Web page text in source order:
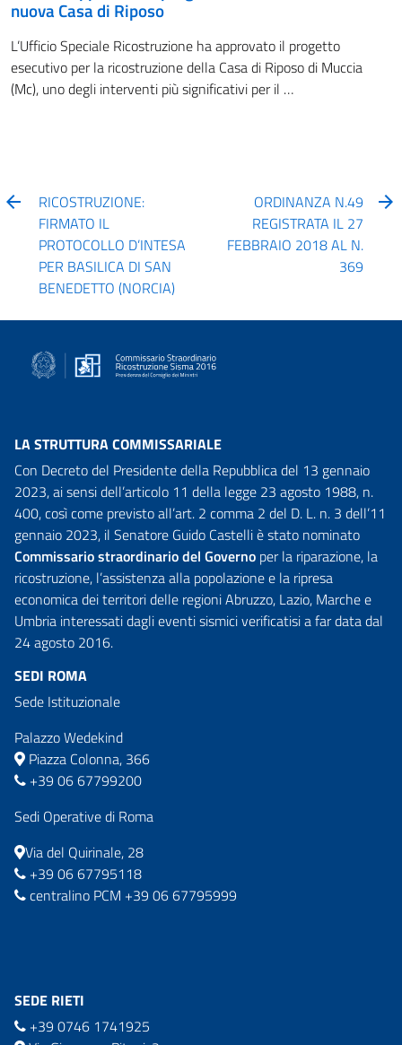
nuova Casa di Riposo
L’Ufficio Speciale Ricostruzione ha approvato il progetto
esecutivo per la ricostruzione della Casa di Riposo di Muccia
(Mc), uno degli interventi più significativi per il …
RICOSTRUZIONE:
FIRMATO IL
PROTOCOLLO D’INTESA
PER BASILICA DI SAN
BENEDETTO (NORCIA)
ORDINANZA N.49
REGISTRATA IL 27
FEBBRAIO 2018 AL N.
369
LA STRUTTURA COMMISSARIALE
Con Decreto del Presidente della Repubblica del 13 gennaio
2023, ai sensi dell’articolo 11 della legge 23 agosto 1988, n.
400, così come previsto all’art. 2 comma 2 del D. L. n. 3 dell’11
gennaio 2023, il Senatore Guido Castelli è stato nominato
Commissario straordinario del Governo per la riparazione, la
ricostruzione, l’assistenza alla popolazione e la ripresa
economica dei territori delle regioni Abruzzo, Lazio, Marche e
Umbria interessati dagli eventi sismici verificatisi a far data dal
24 agosto 2016.
SEDI ROMA
Sede Istituzionale
Palazzo Wedekind
Piazza Colonna, 366
+39 06 67799200
Sedi Operative di Roma
Via del Quirinale, 28
+39 06 67795118
centralino PCM +39 06 67795999
SEDE RIETI
+39 0746 1741925